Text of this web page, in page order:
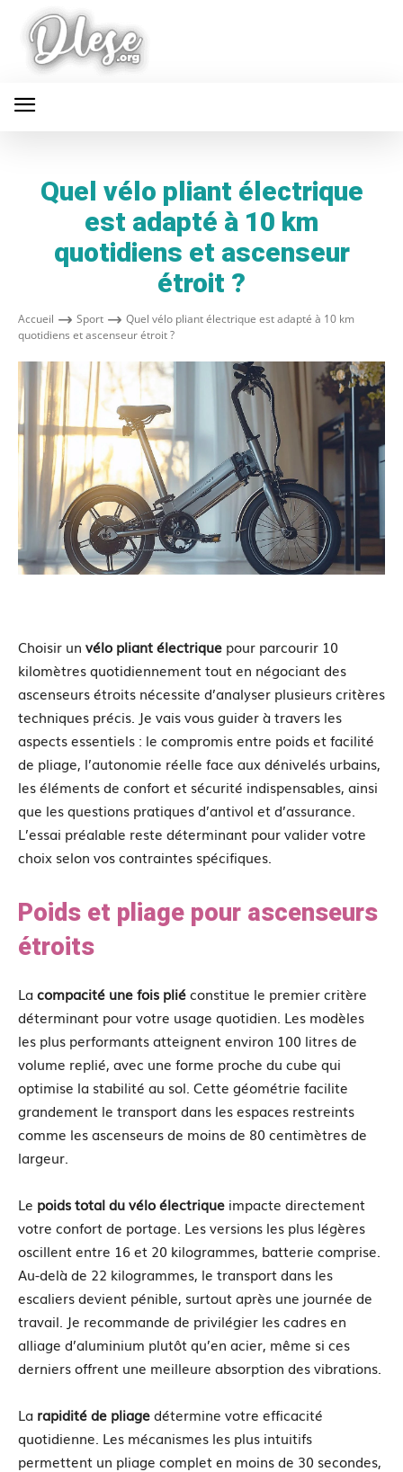
Quel vélo pliant électrique
est adapté à 10 km
quotidiens et ascenseur
étroit ?
Accueil Sport
Quel vélo pliant électrique est adapté à 10 km
quotidiens et ascenseur étroit ?
Choisir un vélo pliant électrique pour parcourir 10
kilomètres quotidiennement tout en négociant des
ascenseurs étroits nécessite d’analyser plusieurs critères
techniques précis. Je vais vous guider à travers les
aspects essentiels : le compromis entre poids et facilité
de pliage, l’autonomie réelle face aux dénivelés urbains,
les éléments de confort et sécurité indispensables, ainsi
que les questions pratiques d’antivol et d’assurance.
L’essai préalable reste déterminant pour valider votre
choix selon vos contraintes spécifiques.
Poids et pliage pour ascenseurs
étroits
La compacité une fois pliéconstitue le premier critère
déterminant pour votre usage quotidien. Les modèles
les plus performants atteignent environ 100 litres de
volume replié, avec une forme proche du cube qui
optimise la stabilité au sol. Cette géométrie facilite
grandement le transport dans les espaces restreints
comme les ascenseurs de moins de 80 centimètres de
largeur.
Le poids total du vélo électrique impacte directement
votre confort de portage. Les versions les plus légères
oscillent entre 16 et 20 kilogrammes, batterie comprise.
Au-delà de 22 kilogrammes, le transport dans les
escaliers devient pénible, surtout après une journée de
travail. Je recommande de privilégier les cadres en
alliage d’aluminium plutôt qu’en acier, même si ces
derniers offrent une meilleure absorption des vibrations.
La rapidité de pliagedétermine votre efficacité
quotidienne. Les mécanismes les plus intuitifs
permettent un pliage complet en moins de 30 secondes,